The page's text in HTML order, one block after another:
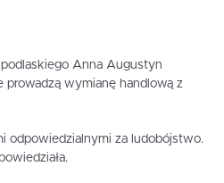
Anna Augustyn
prowadzą wymianę handlową z
odpowiedzialnymi za ludobójstwo.